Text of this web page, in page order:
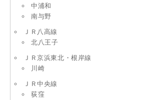
中浦和
南与野
ＪＲ八高線
北八王子
ＪＲ京浜東北・根岸線
川崎
ＪＲ中央線
荻窪